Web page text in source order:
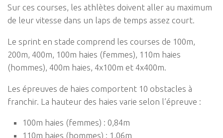
Sur ces courses, les athlètes doivent aller au maximum
de leur vitesse dans un laps de temps assez court.
Le sprint en stade comprend les courses de 100m,
200m, 400m, 100m haies (femmes), 110m haies
(hommes), 400m haies, 4x100m et 4x400m.
Les épreuves de haies comportent 10 obstacles à
franchir. La hauteur des haies varie selon l’épreuve :
100m haies (femmes) : 0,84m
110m haies (hommes) : 1,06m